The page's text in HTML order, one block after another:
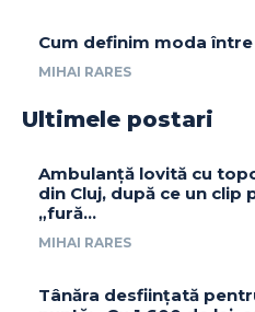
Cum definim moda
MIHAI RARES
Ultimele postari
Ambulanță lovită cu
din Cluj, după ce un clip
„fură…
MIHAI RARES
Tânăra desființată